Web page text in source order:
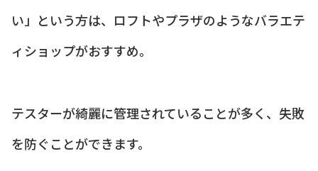
い」という方は、ロフトやプラザのようなバラエテ
ィショップがおすすめ。
テスターが綺麗に管理されていることが多く、失敗
を防ぐことができます。